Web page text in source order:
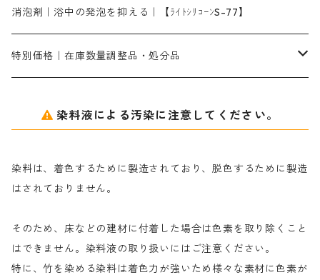
シルクフィックス３A｜絹の染料定着向上剤
ソーダ灰
染料溶解剤
セレナゾールPDN｜各種染料の染料溶解剤
化学糊（PVA）
防腐剤｜アルカリ性
部分脱色｜デグロリンSコンク
メイプロガムNP｜にじみ防止剤
アミラヂンD｜浸透・複色抑制剤
捺染糊
メイプロガムNP（綿・麻・絹用｜直接・酸性・含金染料用）
白場汚染防止剤｜ソーピング剤｜水洗する際の再汚染防止剤
ア行
カ行
ナ行
ハ行
マ行
消泡剤｜浴中の発泡を抑える｜【ﾗｲﾄｼﾘｺｰﾝS-77】
特別価格｜在庫数量調整品・処分品
粉末顔料
綿・麻を染める染料
絹・羊毛を染める染料
染料液による汚染に注意してください。
染料は、着色するために製造されており、脱色するために製造
はされておりません。
そのため、床などの建材に付着した場合は色素を取り除くこと
はできません。染料液の取り扱いにはご注意ください。
特に、竹を染める染料は着色力が強いため様々な素材に色素が